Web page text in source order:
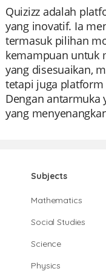
Quizizz adalah
yang inovatif. Ia
termasuk pilihan
kemampuan untuk
yang disesuaikan,
tetapi juga platform
Dengan antarmuka
yang
Subjects
Mathematics
Social Studies
Science
Physics